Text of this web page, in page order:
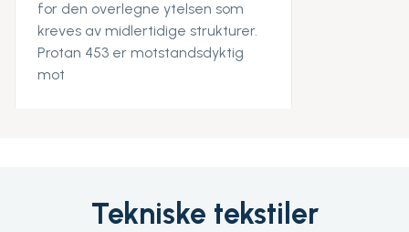
for den overlegne ytelsen som
kreves av midlertidige strukturer.
Protan 453 er motstandsdyktig
mot
Tekniske tekstiler